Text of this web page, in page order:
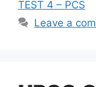
TEST 4 – PCS
Leave a